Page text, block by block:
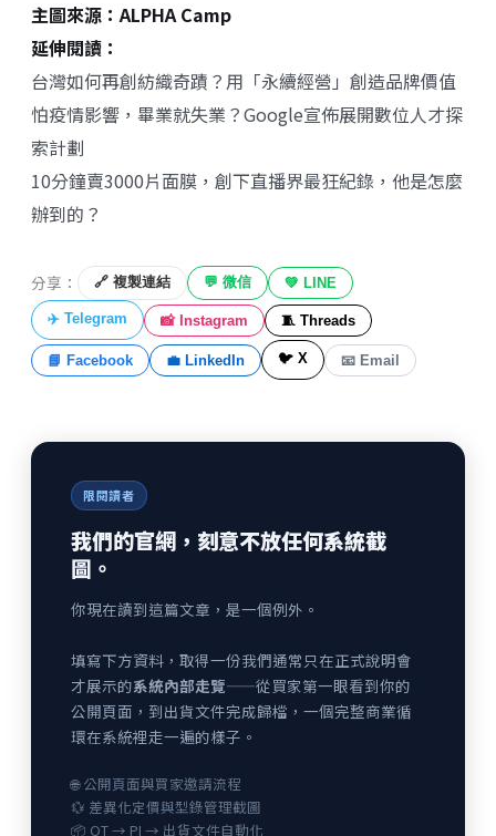
主圖來源：ALPHA Camp
延伸閱讀：
台灣如何再創紡織奇蹟？用「永續經營」創造品牌價值
怕疫情影響，畢業就失業？Google宣佈展開數位人才探
索計劃
10分鐘賣3000片面膜，創下直播界最狂紀錄，他是怎麼
辦到的？
分享： 🔗 複製連結 💬 微信 💚 LINE
✈️ Telegram 📸 Instagram 🧵 Threads
📘 Facebook 💼 LinkedIn 🐦 X 📧 Email
限閱讀者
我們的官網，刻意不放任何系統截
圖。
你現在讀到這篇文章，是一個例外。
填寫下方資料，取得一份我們通常只在正式說明會
才展示的系統內部走覽——從買家第一眼看到你的
公開頁面，到出貨文件完成歸檔，一個完整商業循
環在系統裡走一遍的樣子。
🌐 公開頁面與買家邀請流程
💱 差異化定價與型錄管理截圖
📦 QT → PI → 出貨文件自動化